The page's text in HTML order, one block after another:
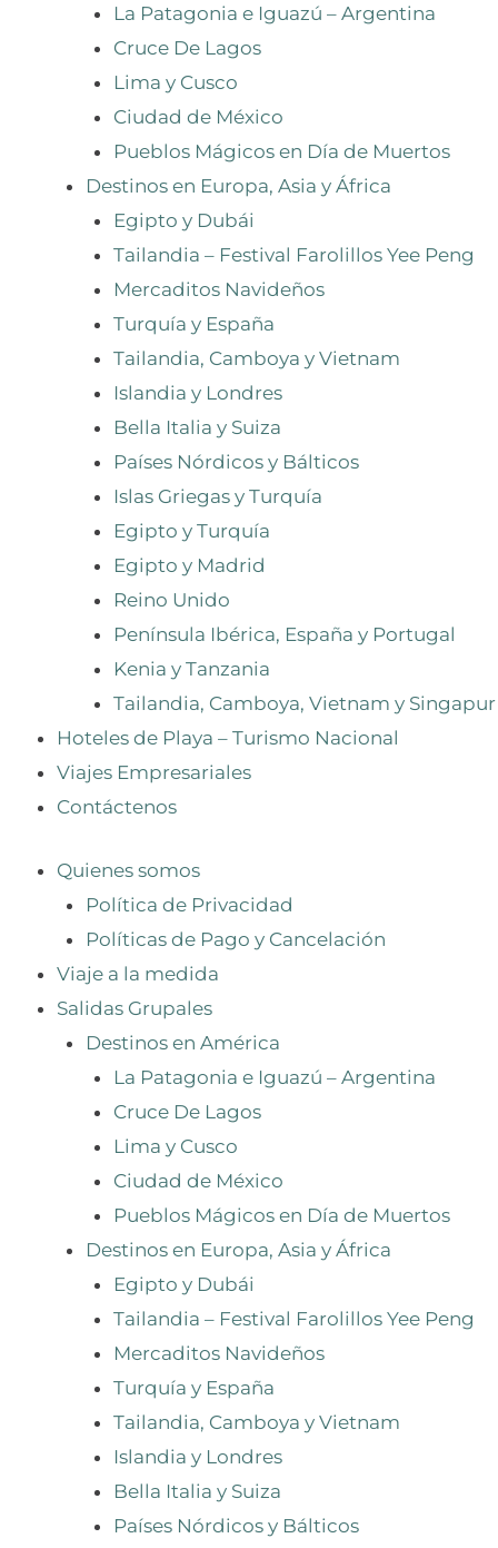
La Patagonia e Iguazú – Argentina
Cruce De Lagos
Lima y Cusco
Ciudad de México
Pueblos Mágicos en Día de Muertos
Destinos en Europa, Asia y África
Egipto y Dubái
Tailandia – Festival Farolillos Yee Peng
Mercaditos Navideños
Turquía y España
Tailandia, Camboya y Vietnam
Islandia y Londres
Bella Italia y Suiza
Países Nórdicos y Bálticos
Islas Griegas y Turquía
Egipto y Turquía
Egipto y Madrid
Reino Unido
Península Ibérica, España y Portugal
Kenia y Tanzania
Tailandia, Camboya, Vietnam y Singapur
Hoteles de Playa – Turismo Nacional
Viajes Empresariales
Contáctenos
Quienes somos
Política de Privacidad
Políticas de Pago y Cancelación
Viaje a la medida
Salidas Grupales
Destinos en América
La Patagonia e Iguazú – Argentina
Cruce De Lagos
Lima y Cusco
Ciudad de México
Pueblos Mágicos en Día de Muertos
Destinos en Europa, Asia y África
Egipto y Dubái
Tailandia – Festival Farolillos Yee Peng
Mercaditos Navideños
Turquía y España
Tailandia, Camboya y Vietnam
Islandia y Londres
Bella Italia y Suiza
Países Nórdicos y Bálticos